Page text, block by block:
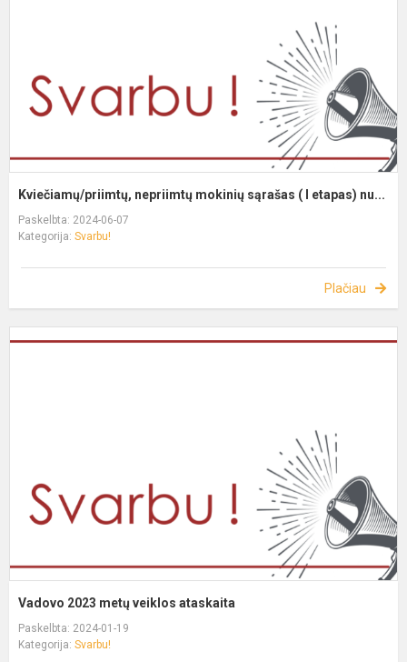
Kviečiamų/priimtų, nepriimtų mokinių sąrašas ( I etapas) nu...
Paskelbta: 2024-06-07
Kategorija: Svarbu!
Plačiau
Vadovo 2023 metų veiklos ataskaita
Paskelbta: 2024-01-19
Kategorija: Svarbu!